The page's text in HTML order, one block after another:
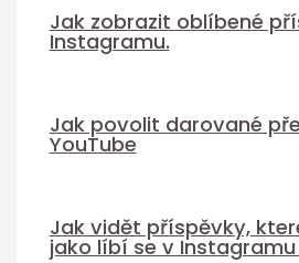
Jak zobrazit oblíbené
Instagramu.
Jak povolit darované
YouTube
Jak vidět příspěvky,
jako líbí se v Instagramu